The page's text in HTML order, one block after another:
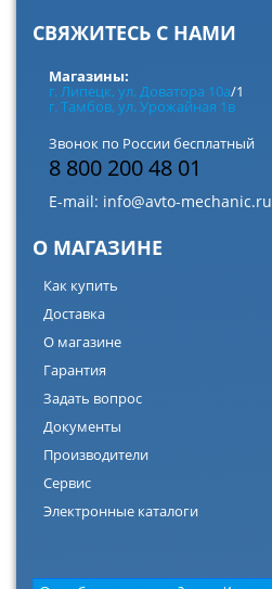
СВЯЖИТЕСЬ С НАМИ
Магазины:
г. Липецк, ул. Доватора 10а/1
г. Тамбов, ул. Урожайная 1в
Звонок по России бесплатный
8 800 200 48 01
E-mail: info@avto-mechanic.ru
О МАГАЗИНЕ
Как купить
Доставка
О магазине
Гарантия
Задать вопрос
Документы
Производители
Сервис
Электронные каталоги